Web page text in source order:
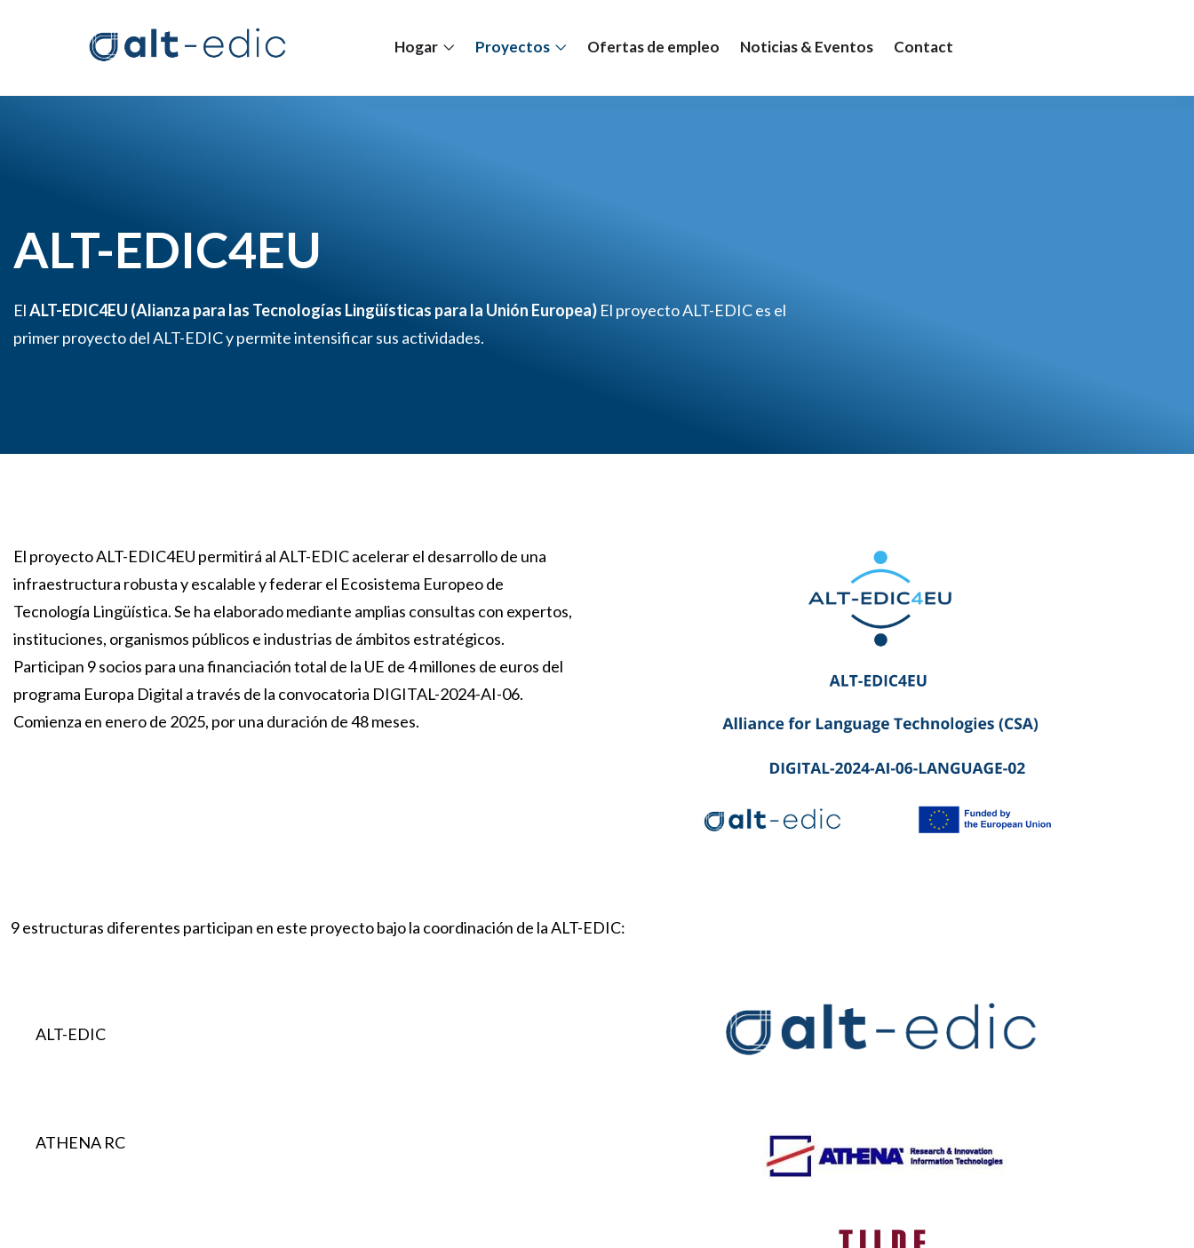
Hogar Proyectos Ofertas de empleo Noticias & Eventos Contact
ALT-EDIC4EU
ElALT-EDIC4EU (Alianza para las Tecnologías Lingüísticas para la Unión Europea) El proyecto ALT-EDIC es el
primer proyecto del ALT-EDIC y permite intensificar sus actividades.
El proyecto ALT-EDIC4EU permitirá al ALT-EDIC acelerar el desarrollo de una
infraestructura robusta y escalable y federar el Ecosistema Europeo de
Tecnología Lingüística. Se ha elaborado mediante amplias consultas con expertos,
instituciones, organismos públicos e industrias de ámbitos estratégicos.
Participan 9 socios para una financiación total de la UE de 4 millones de euros del
programa Europa Digital a través de la convocatoria DIGITAL-2024-AI-06.
Comienza en enero de 2025, por una duración de 48 meses.
9 estructuras diferentes participan en este proyecto bajo la coordinación de la ALT-EDIC:
ALT-EDIC
ATHENA RC